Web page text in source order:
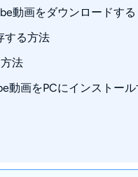
動画をダウンロードする
オンラインサイト
拡張機能
する方法
選ばれる3つの理由
他のダウンローダーと比
料金プランと無料体験
法
動画をPCにインストール
ードする方法
量はどのくらい消費しま
です。音声ファイル（